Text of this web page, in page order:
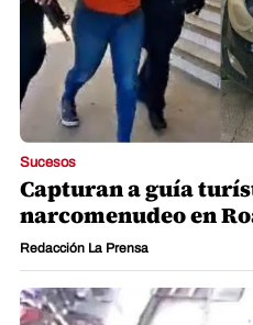
Sucesos
Capturan a guía
narcomenudeo en
Redacción La Prensa